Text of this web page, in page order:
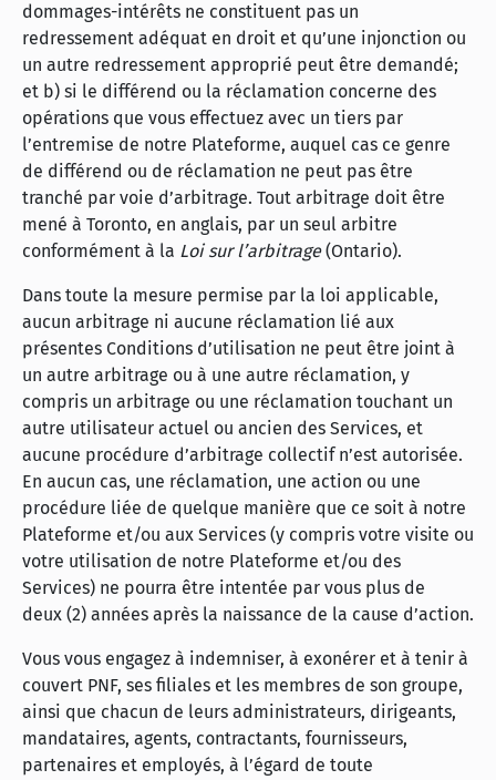
dommages-intérêts ne constituent pas un
redressement adéquat en droit et qu’une injonction ou
un autre redressement approprié peut être demandé;
et b) si le différend ou la réclamation concerne des
opérations que vous effectuez avec un tiers par
l’entremise de notre Plateforme, auquel cas ce genre
de différend ou de réclamation ne peut pas être
tranché par voie d’arbitrage. Tout arbitrage doit être
mené à Toronto, en anglais, par un seul arbitre
conformément à la Loi sur l’arbitrage(Ontario).
Dans toute la mesure permise par la loi applicable,
aucun arbitrage ni aucune réclamation lié aux
présentes Conditions d’utilisation ne peut être joint à
un autre arbitrage ou à une autre réclamation, y
compris un arbitrage ou une réclamation touchant un
autre utilisateur actuel ou ancien des Services, et
aucune procédure d’arbitrage collectif n’est autorisée.
En aucun cas, une réclamation, une action ou une
procédure liée de quelque manière que ce soit à notre
Plateforme et/ou aux Services (y compris votre visite ou
votre utilisation de notre Plateforme et/ou des
Services) ne pourra être intentée par vous plus de
deux (2) années après la naissance de la cause d’action.
Vous vous engagez à indemniser, à exonérer et à tenir à
couvert PNF, ses filiales et les membres de son groupe,
ainsi que chacun de leurs administrateurs, dirigeants,
mandataires, agents, contractants, fournisseurs,
partenaires et employés, à l’égard de toute